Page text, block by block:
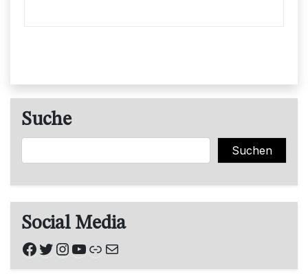
Suche
Suchen Suchen
Social Media
Facebook
Twitter
Instagram
YouTube
Link
E-Mail